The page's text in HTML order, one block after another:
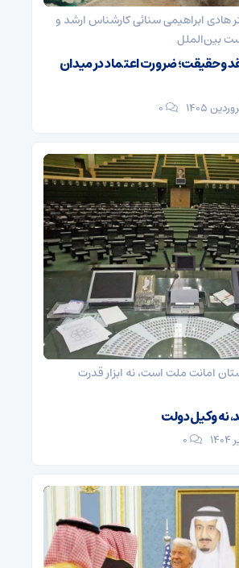
هادی ابراهیمی سنائی کارشناس ارشد و
بین‌الملل
و حقیقت؛ ضرورت اعتماد در میدان
0
امانت ملت است، نه ابزار قدرت
نه وکیل دولت
0